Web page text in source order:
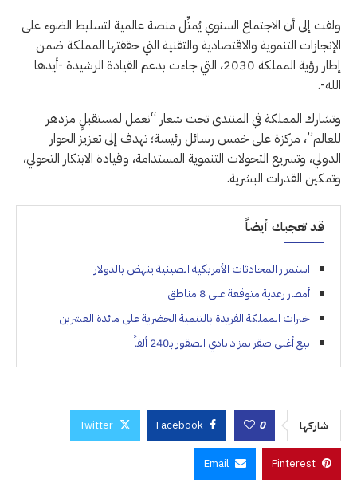
ولفت إلى أن الاجتماع السنوي يُمثِّل منصة عالمية لتسليط الضوء على
الإنجازات التنموية والاقتصادية والتقنية التي حققتها المملكة ضمن
إطار رؤية المملكة 2030، التي جاءت بدعم القيادة الرشيدة -أيدها
الله-.
وتشارك المملكة في المنتدى تحت شعار “نعمل لمستقبلٍ مزدهر
للعالم”، مركزة على خمس رسائل رئيسة؛ تهدف إلى تعزيز الحوار
الدولي، وتسريع التحولات التنموية المستدامة، وقيادة الابتكار التحولي،
وتمكين القدرات البشرية.
قد تعجبك أيضاً
استمرار المحادثات الأمريكية الصينية ينهض بالدولار
أمطار رعدية متوقعة على 8 مناطق
خبرات المملكة الفريدة بالتنمية الحضرية على مائدة العشرين
بيع أغلى صقر بمزاد نادي الصقور بـ240 ألفاً
شاركها 0
Facebook
Twitter
Pinterest
Email